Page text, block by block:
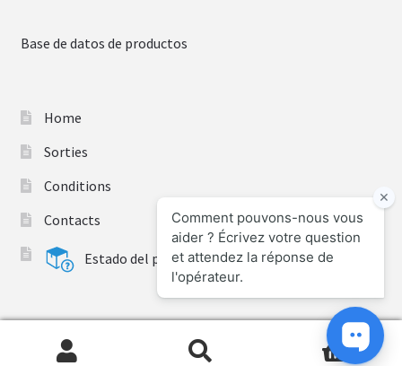
Base de datos de productos
Home
Sorties
Conditions
Contacts
Estado del pedido
Recherche